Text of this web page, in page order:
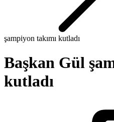
şampiyon takımı kutladı
Başkan Gül
kutladı